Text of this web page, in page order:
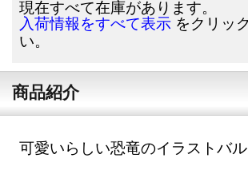
現在すべて在庫があります。
入荷情報をすべて表示 をクリッ
い。
商品紹介
可愛いらしい恐竜のイラストバル